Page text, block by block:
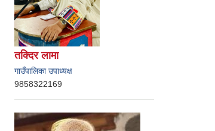
तक्दिर लामा
गाउँपालिका उपाध्यक्ष
9858322169